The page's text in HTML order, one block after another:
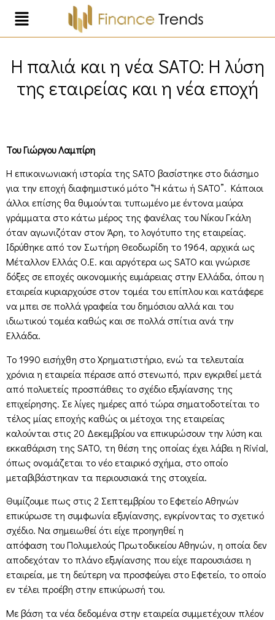
Η παλιά και η νέα SATO: Η λύση
της εταιρείας και η νέα εποχή
Του Γιώργου Λαμπίρη
H επικοινωνιακή ιστορία της SATO βασίστηκε στο διάσημο
για την εποχή διαφημιστικό μότο “Ή κάτω ή SATO”. Kάποιοι
άλλοι επίσης θα θυμούνται τυπωμένο με έντονα μαύρα
γράμματα στο κάτω μέρος της φανέλας του Νίκου Γκάλη
όταν αγωνιζόταν στον Άρη, το λογότυπο της εταιρείας.
Ιδρύθηκε από τον Σωτήρη Θεοδωρίδη το 1964, αρχικά ως
Μέταλλον Ελλάς Ο.Ε. και αργότερα ως SATO και γνώρισε
δόξες σε εποχές οικονομικής ευμάρειας στην Ελλάδα, όπου η
εταιρεία κυριαρχούσε στον τομέα του επίπλου και κατάφερε
να μπει σε πολλά γραφεία του δημόσιου αλλά και του
ιδιωτικού τομέα καθώς και σε πολλά σπίτια ανά την
Ελλάδα.
Το 1990 εισήχθη στο Χρηματιστήριο, ενώ τα τελευταία
χρόνια η εταιρεία πέρασε από στενωπό, πριν εγκριθεί μετά
από πολυετείς προσπάθεις το σχέδιο εξυγίανσης της
επιχείρησης. Σε λίγες ημέρες από τώρα σηματοδοτείται το
τέλος μίας εποχής καθώς οι μέτοχοι της εταιρείας
καλούνται στις 20 Δεκεμβρίου να επικυρώσουν την λύση και
εκκαθάριση της SATO, τη θέση της οποίας έχει λάβει η Rivial,
όπως ονομάζεται το νέο εταιρικό σχήμα, στο οποίο
μεταβιβάστηκαν τα περιουσιακά της στοιχεία.
Θυμίζουμε πως στις 2 Σεπτεμβρίου το Εφετείο Αθηνών
επικύρωσε τη συμφωνία εξυγίανσης, εγκρίνοντας το σχετικό
σχέδιο. Να σημειωθεί ότι είχε προηγηθεί η
απόφαση του Πολυμελούς Πρωτοδικείου Αθηνών, η οποία δεν
αποδεχόταν το πλάνο εξυγίανσης που είχε παρουσιάσει η
εταιρεία, με τη δεύτερη να προσφεύγει στο Εφετείο, το οποίο
εν τέλει προέβη στην επικύρωσή του.
Με βάση τα νέα δεδομένα στην εταιρεία συμμετέχουν πλέον